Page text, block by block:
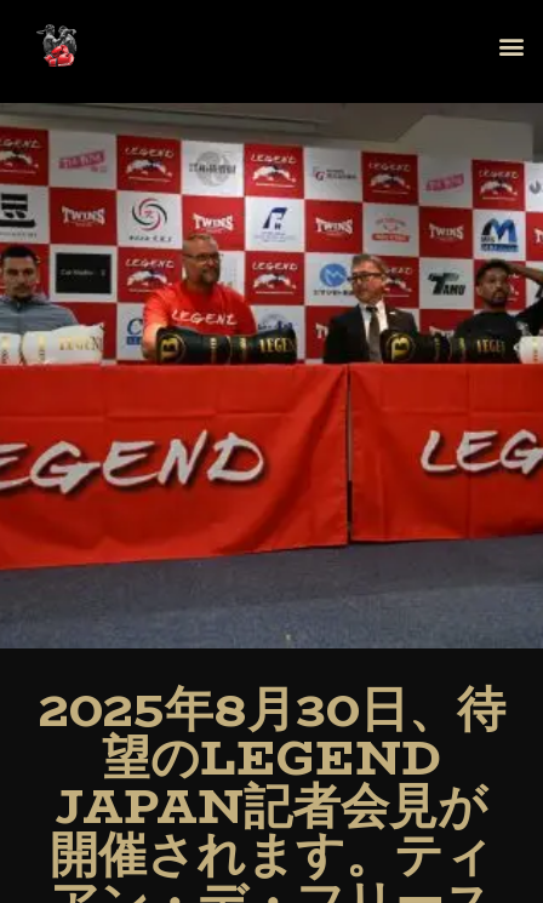
2025年8月30日、待
望のLEGEND
JAPAN記者会見が
開催されます。ティ